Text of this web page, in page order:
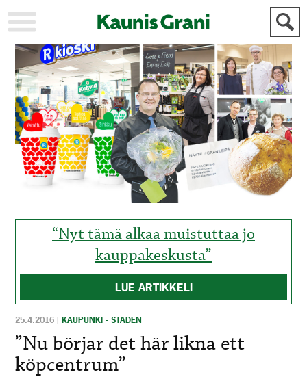
KAUPUNKI
STADEN
AJANKOHTAISTA
AKTUELLT
URHEILU
IDROTT
KULTTUURI
KULTUR
HISTORIA
HISTORIA
YLEINEN
ALLMÄN
FÖR
ANNONSÖRER
“Nyt tämä alkaa muistuttaa jo
kauppakeskusta”
LUE ARTIKKELI
25.4.2016 |KAUPUNKI - STADEN
”Nu börjar det här likna ett
köpcentrum”